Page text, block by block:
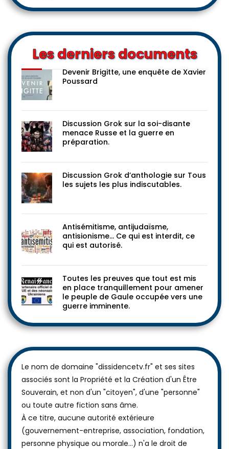
Les derniers documents
Devenir Brigitte, une enquête de Xavier
Poussard
Discussion Grok sur la soi-disante
menace Russe et la guerre en
préparation.
Discussion Grok d’anthologie sur Tous
les sujets les plus indiscutables.
Antisémitisme, antijudaïsme,
antisionisme… Ce qui est interdit, ce
qui est autorisé.
Toutes les preuves que tout est mis
en place tranquillement pour amener
le peuple de Gaule occupée vers une
guerre imminente.
Le nom de domaine "dissidencetv.fr" et ses sites
associés sont la Propriété et la Création d'un Être
Souverain, et non d'un "citoyen", d'une "personne"
ou toute autre fiction sans âme.
À ce titre, aucune autorité extérieure
(gouvernement-entreprise, association, fondation,
personne physique ou morale...) n'a le droit de